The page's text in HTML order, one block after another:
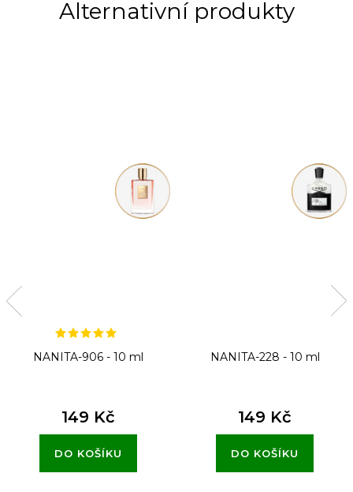
NANITA-906 - 10 ml
149 Kč
DO KOŠÍKU
NANITA-228 - 10 ml
149 Kč
DO KOŠÍKU